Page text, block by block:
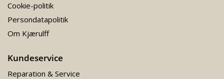
Cookie-politik
Persondatapolitik
Om Kjærulff
Kundeservice
Reparation & Service